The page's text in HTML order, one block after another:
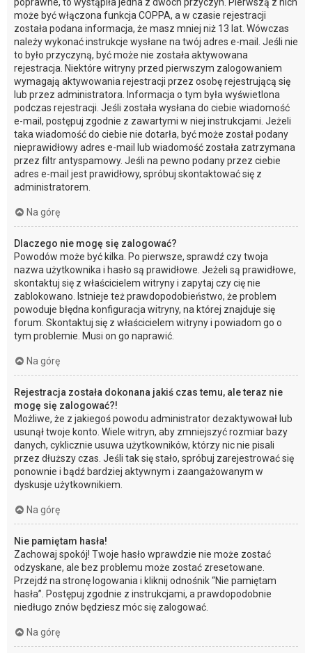
może być włączona funkcja COPPA, a w czasie rejestracji
została podana informacja, że masz mniej niż 13 lat. Wówczas
należy wykonać instrukcje wysłane na twój adres e-mail. Jeśli nie
to było przyczyną, być może nie została aktywowana
rejestracja. Niektóre witryny przed pierwszym zalogowaniem
wymagają aktywowania rejestracji przez osobę rejestrującą się
lub przez administratora. Informacja o tym była wyświetlona
podczas rejestracji. Jeśli została wysłana do ciebie wiadomość
e-mail, postępuj zgodnie z zawartymi w niej instrukcjami. Jeżeli
taka wiadomość do ciebie nie dotarła, być może został podany
nieprawidłowy adres e-mail lub wiadomość została zatrzymana
przez filtr antyspamowy. Jeśli na pewno podany przez ciebie
adres e-mail jest prawidłowy, spróbuj skontaktować się z
administratorem.
Na górę
Dlaczego nie mogę się zalogować?
Powodów może być kilka. Po pierwsze, sprawdź czy twoja
nazwa użytkownika i hasło są prawidłowe. Jeżeli są prawidłowe,
skontaktuj się z właścicielem witryny i zapytaj czy cię nie
zablokowano. Istnieje też prawdopodobieństwo, że problem
powoduje błędna konfiguracja witryny, na której znajduje się
forum. Skontaktuj się z właścicielem witryny i powiadom go o
tym problemie. Musi on go naprawić.
Na górę
Rejestracja została dokonana jakiś czas temu, ale teraz nie
mogę się zalogować?!
Możliwe, że z jakiegoś powodu administrator dezaktywował lub
usunął twoje konto. Wiele witryn, aby zmniejszyć rozmiar bazy
danych, cyklicznie usuwa użytkowników, którzy nic nie pisali
przez dłuższy czas. Jeśli tak się stało, spróbuj zarejestrować się
ponownie i bądź bardziej aktywnym i zaangażowanym w
dyskusje użytkownikiem.
Na górę
Nie pamiętam hasła!
Zachowaj spokój! Twoje hasło wprawdzie nie może zostać
odzyskane, ale bez problemu może zostać zresetowane.
Przejdź na stronę logowania i kliknij odnośnik “Nie pamiętam
hasła”. Postępuj zgodnie z instrukcjami, a prawdopodobnie
niedługo znów będziesz móc się zalogować.
Na górę